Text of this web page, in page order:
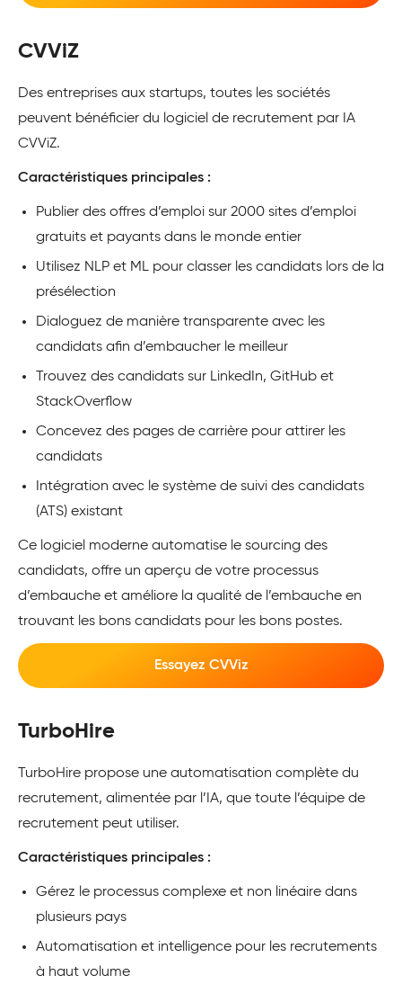
CVViZ
Des entreprises aux startups, toutes les sociétés
peuvent bénéficier du logiciel de recrutement par IA
CVViZ.
Caractéristiques principales :
Publier des offres d’emploi sur 2000 sites d’emploi
gratuits et payants dans le monde entier
Utilisez NLP et ML pour classer les candidats lors de la
présélection
Dialoguez de manière transparente avec les
candidats afin d’embaucher le meilleur
Trouvez des candidats sur LinkedIn, GitHub et
StackOverflow
Concevez des pages de carrière pour attirer les
candidats
Intégration avec le système de suivi des candidats
(ATS) existant
Ce logiciel moderne automatise le sourcing des
candidats, offre un aperçu de votre processus
d’embauche et améliore la qualité de l’embauche en
trouvant les bons candidats pour les bons postes.
Essayez CVViz
TurboHire
TurboHire propose une automatisation complète du
recrutement, alimentée par l’IA, que toute l’équipe de
recrutement peut utiliser.
Caractéristiques principales :
Gérez le processus complexe et non linéaire dans
plusieurs pays
Automatisation et intelligence pour les recrutements
à haut volume